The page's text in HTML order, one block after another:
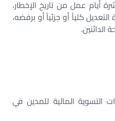
وذلك خلال (10) عشرة أيام عمل من تاريخ الإخطار،
كلياً أو جزئياً أو برفضه،
التسوية المالية للمدين في